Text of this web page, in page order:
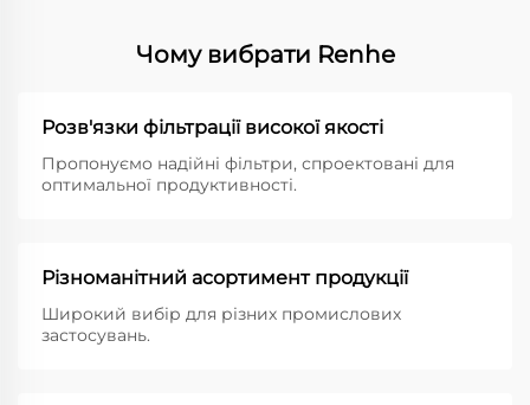
Чому вибрати Renhe
Розв'язки фільтрації високої якості
Пропонуємо надійні фільтри, спроектовані для
оптимальної продуктивності.
Різноманітний асортимент продукції
Широкий вибір для різних промислових
застосувань.